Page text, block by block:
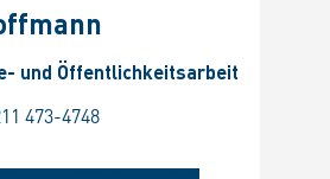
und Öffentlichkeitsarbeit
473-4748